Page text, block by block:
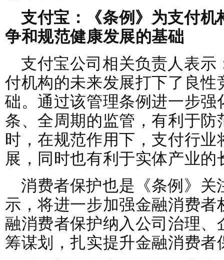
支付宝：《条例》为支付
争和规范健康发展的基础
支付宝公司相关负责人表示
付机构的未来发展打下了良
础。通过该管理条例进一步
条、全周期的监管，有利于
时，在规范作用下，支付行
展，同时也有利于实体产业的
消费者保护也是《条例》
示，将进一步加强金融消费
融消费者保护纳入公司治理、
筹谋划，扎实提升金融消费者